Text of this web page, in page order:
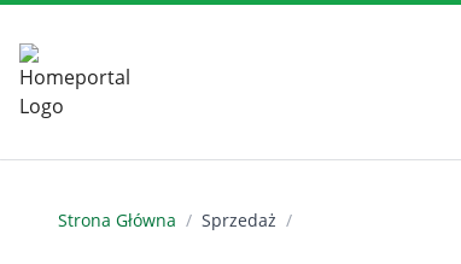
Strona Główna / Sprzedaż /